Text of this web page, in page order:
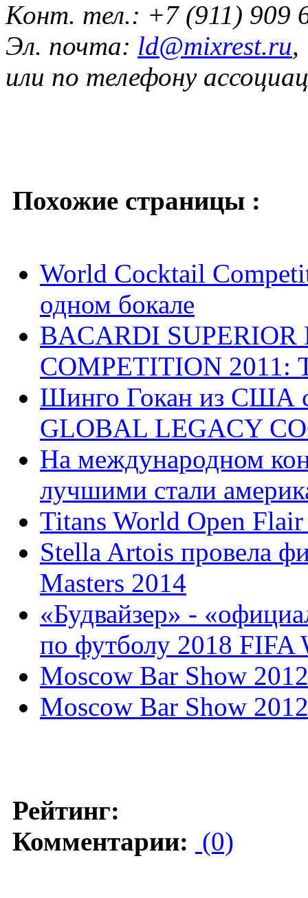
Конт. тел.: +7 (911) 909
Эл. почта: ld@mixrest.ru,
или по телефону
Похожие страницы :
World Cocktail
одном бокале
BACARDI
COMPETITION 2011:
Шинго Гокан из США
GLOBAL LEGACY
На международном
лучшими стали
Titans World Open
Stella Artois провела
Masters 2014
«Будвайзер» -
по футболу 2018
Moscow Bar Show 2012
Moscow Bar Show 2012
Рейтинг:
Комментарии: (0)